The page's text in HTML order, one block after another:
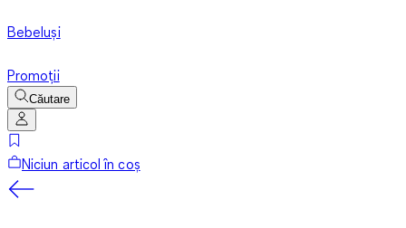
Bebeluși
Promoții
Căutare
Niciun articol în coș